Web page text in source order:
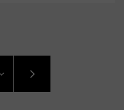
NÄCHSTE